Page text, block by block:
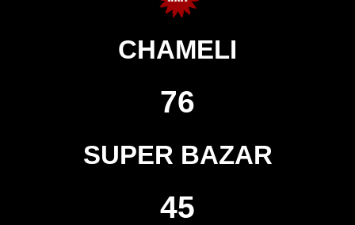
CHAMELI
76
SUPER BAZAR
45